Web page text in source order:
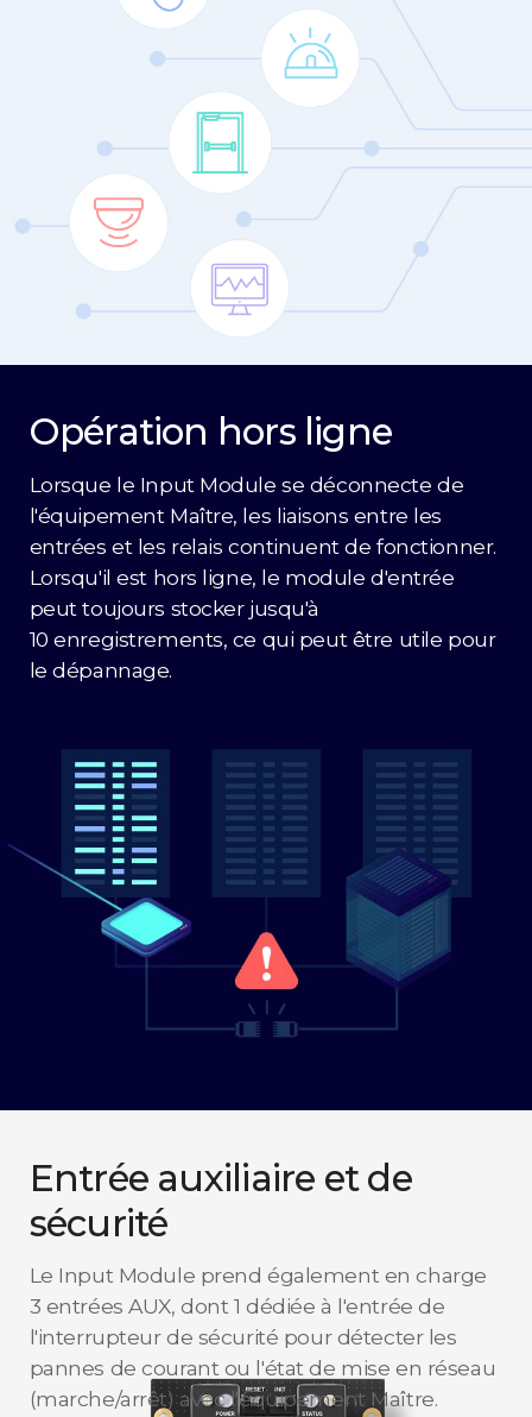
Opération hors ligne
Lorsque le Input Module se déconnecte de
l'équipement Maître, les liaisons entre les
entrées et les relais continuent de fonctionner.
Lorsqu'il est hors ligne, le module d'entrée
peut toujours stocker jusqu'à
10 enregistrements, ce qui peut être utile pour
le dépannage.
Entrée auxiliaire et de
sécurité
Le Input Module prend également en charge
3 entrées AUX, dont 1 dédiée à l'entrée de
l'interrupteur de sécurité pour détecter les
pannes de courant ou l'état de mise en réseau
(marche/arrêt) avec l'équipement Maître.